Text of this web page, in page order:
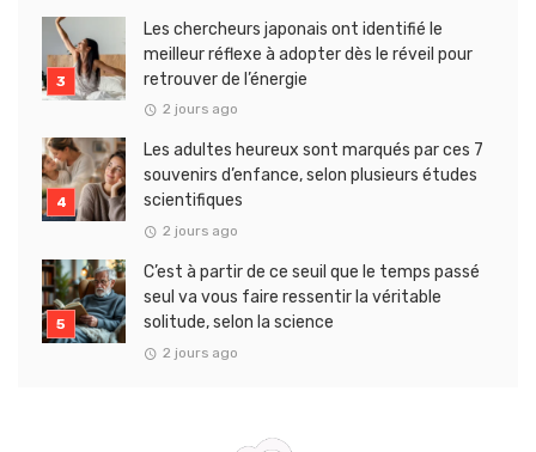
Les chercheurs japonais ont identifié le
meilleur réflexe à adopter dès le réveil pour
retrouver de l’énergie
2 jours ago
Les adultes heureux sont marqués par ces 7
souvenirs d’enfance, selon plusieurs études
scientifiques
2 jours ago
C’est à partir de ce seuil que le temps passé
seul va vous faire ressentir la véritable
solitude, selon la science
2 jours ago